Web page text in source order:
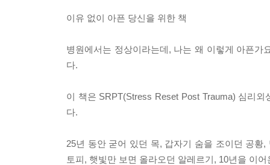
이유 없이 아픈 당신을 위한 책
병원에서는 정상이라는데, 나는 왜 이렇게 아픈
다.
이 책은 SRPT(Stress Reset Post Trauma) 심리
다.
25년 동안 굳어 있던 목, 갑자기 숨을 조이던 공
토피, 햇빛만 보면 올라오던 알레르기, 10년을 이